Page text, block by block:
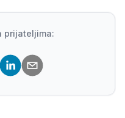
prijateljima: